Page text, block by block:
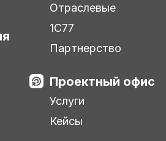
Отраслевые
1С77
Партнерство
Проектный офис
Услуги
Кейсы